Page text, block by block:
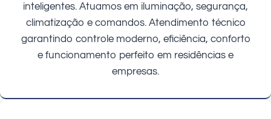
inteligentes. Atuamos em iluminação, segurança,
climatização e comandos. Atendimento técnico
garantindo controle moderno, eficiência, conforto
e funcionamento perfeito em residências e
empresas.